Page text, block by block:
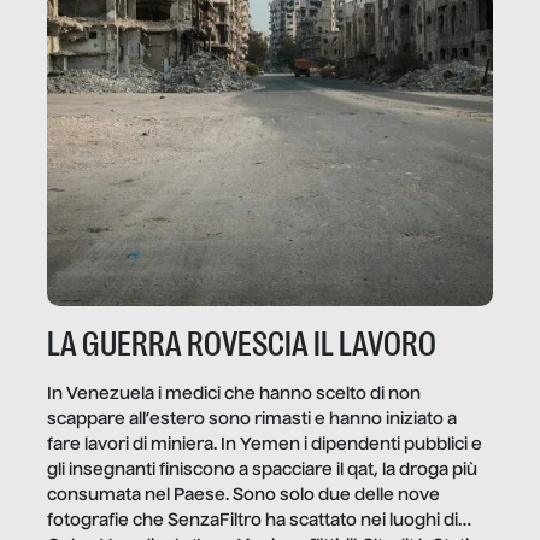
LA GUERRA ROVESCIA IL LAVORO
In Venezuela i medici che hanno scelto di non
scappare all’estero sono rimasti e hanno iniziato a
fare lavori di miniera. In Yemen i dipendenti pubblici e
gli insegnanti finiscono a spacciare il qat, la droga più
consumata nel Paese. Sono solo due delle nove
fotografie che SenzaFiltro ha scattato nei luoghi di